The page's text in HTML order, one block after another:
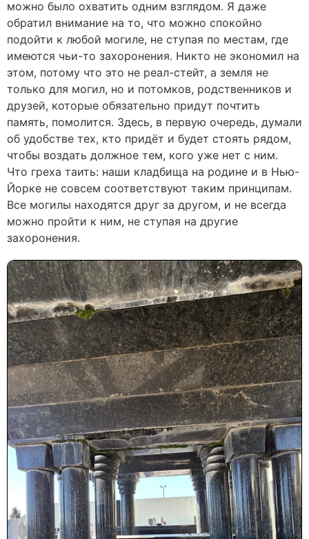
можно было охватить одним взглядом. Я даже
обратил внимание на то, что можно спокойно
подойти к любой могиле, не ступая по местам, где
имеются чьи-то захоронения. Никто не экономил на
этом, потому что это не реал-стейт, а земля не
только для могил, но и потомков, родственников и
друзей, которые обязательно придут почтить
память, помолится. Здесь, в первую очередь, думали
об удобстве тех, кто придёт и будет стоять рядом,
чтобы воздать должное тем, кого уже нет с ним.
Что греха таить: наши кладбища на родине и в Нью-
Йорке не совсем соответствуют таким принципам.
Все могилы находятся друг за другом, и не всегда
можно пройти к ним, не ступая на другие
захоронения.